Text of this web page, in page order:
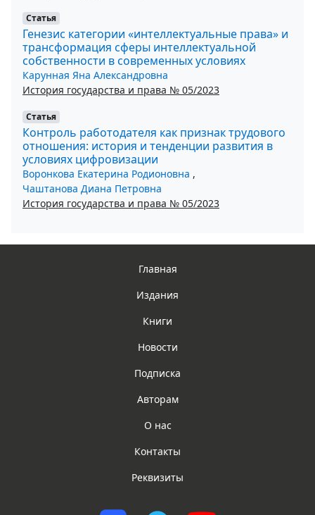
Статья
Генезис категории «интеллектуальные права» и
трансформация сферы интеллектуальной
собственности в современных условиях
Карунная Яна Александровна
История государства и права № 05/2023
Статья
Контроль работодателя как признак трудового
отношения: история и тенденции развития в
условиях цифровизации
Воронкова Екатерина Родионовна ,
Чаштанова Диана Петровна
История государства и права № 05/2023
Главная
Издания
Книги
Новости
Подписка
Авторам
О нас
Контакты
Реквизиты